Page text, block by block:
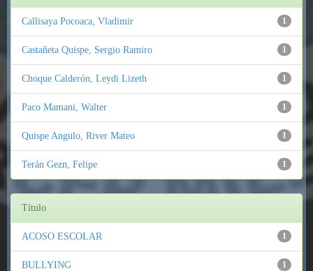
1
Callisaya Pocoaca, Vladimir
1
Castañeta Quispe, Sergio Ramiro
1
Choque Calderón, Leydi Lizeth
1
Paco Mamani, Walter
1
Quispe Angulo, River Mateo
1
Terán Gezn, Felipe
Título
1
ACOSO ESCOLAR
1
BULLYING